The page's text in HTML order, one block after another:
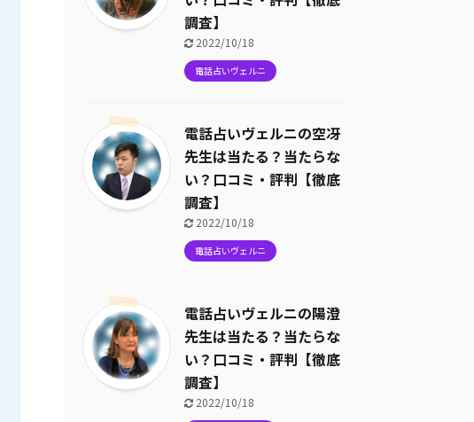
調査】
2022/10/18
電話占いヴェルニ
電話占いヴェルニの空冴
先生は当たる？当たらな
い？口コミ・評判【徹底
調査】
2022/10/18
電話占いヴェルニ
電話占いヴェルニの陽澄
先生は当たる？当たらな
い？口コミ・評判【徹底
調査】
2022/10/18